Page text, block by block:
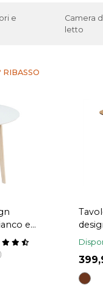
e
Camera
letto
RIBASSO
e